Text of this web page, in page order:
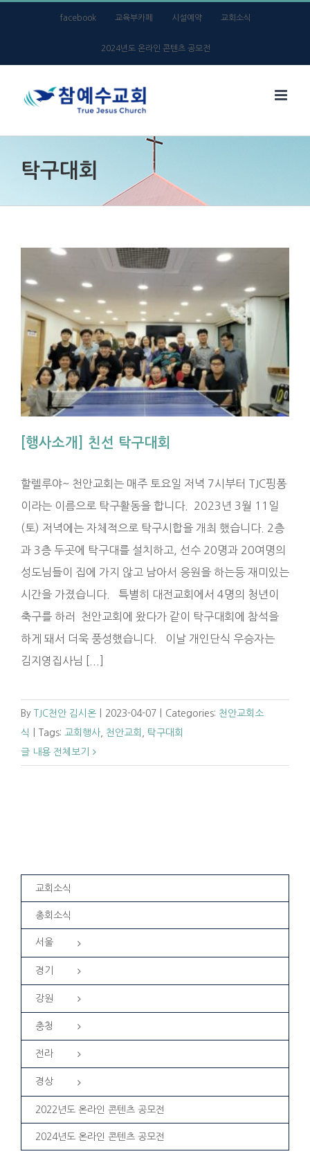
facebook 교육부카페 시설예약 교회소식
2024년도 온라인 콘텐츠 공모전
탁구대회
[행사소개] 친선 탁구대회
할렐루야~ 천안교회는 매주 토요일 저녁 7시부터 TJC핑퐁
이라는 이름으로 탁구활동을 합니다. 2023년 3월 11일
(토) 저녁에는 자체적으로 탁구시합을 개최 했습니다. 2층
과 3층 두곳에 탁구대를 설치하고, 선수 20명과 20여명의
성도님들이 집에 가지 않고 남아서 응원을 하는등 재미있는
시간을 가졌습니다. 특별히 대전교회에서 4명의 청년이
축구를 하러 천안교회에 왔다가 같이 탁구대회에 참석을
하게 돼서 더욱 풍성했습니다. 이날 개인단식 우승자는
김지영집사님 [...]
By TJC천안 김시온 2023-04-07 Categories: 천안교회소
식
Tags: 교회행사 천안교회
탁구대회
글 내용 전체보기
교회소식
총회소식
서울
경기
강원
충청
전라
경상
2022년도 온라인 콘텐츠 공모전
2024년도 온라인 콘텐츠 공모전